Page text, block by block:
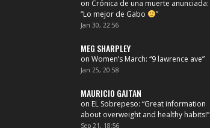
on Crónica de una muerte anunciada:
“Lo mejor de Gabo ”
Jan 30, 22:56
MEG SHARPLEY
onWomen’s March: “9 lawrence ave”
Jan 25, 20:58
MAURICIO GAITAN
on EL Sobrepeso: “Great information
about overweight and healthy habits!”
Sep 21, 18:56